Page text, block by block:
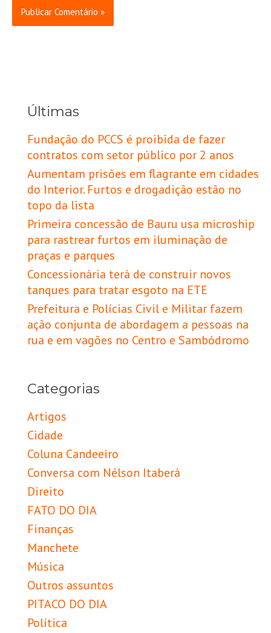
Últimas
Fundação do PCCS é proibida de fazer
contratos com setor público por 2 anos
Aumentam prisões em flagrante em cidades
do Interior. Furtos e drogadição estão no
topo da lista
Primeira concessão de Bauru usa microship
para rastrear furtos em iluminação de
praças e parques
Concessionária terá de construir novos
tanques para tratar esgoto na ETE
Prefeitura e Polícias Civil e Militar fazem
ação conjunta de abordagem a pessoas na
rua e em vagões no Centro e Sambódromo
Categorias
Artigos
Cidade
Coluna Candeeiro
Conversa com Nélson Itaberá
Direito
FATO DO DIA
Finanças
Manchete
Música
Outros assuntos
PITACO DO DIA
Política